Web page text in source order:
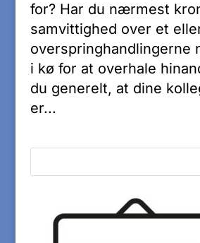
for? Har du nærmest
samvittighed over et
overspringhandlingerne
i kø for at overhale
du generelt, at dine
er...